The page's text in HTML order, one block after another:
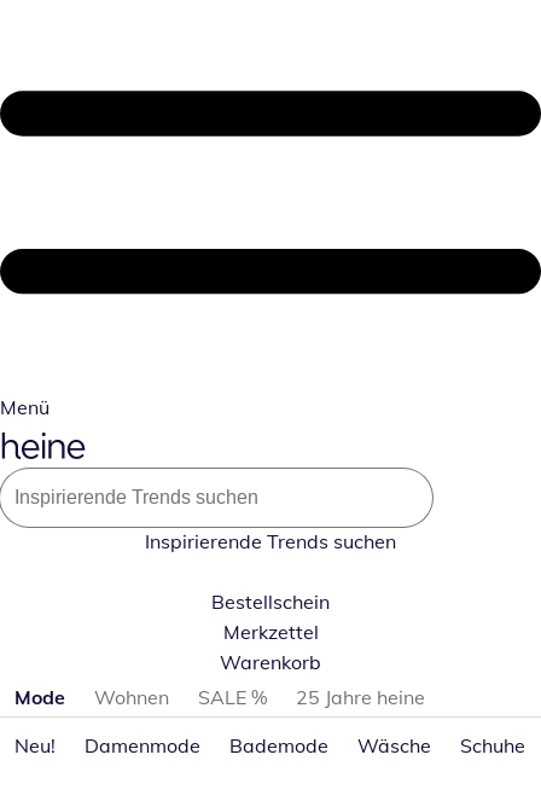
Menü
Inspirierende Trends suchen
Bestellschein
Merkzettel
Warenkorb
Produktkategorien überspringen
Mode Wohnen SALE %
25 Jahre heine
Neu!
Damenmode Bademode Wäsche Schuhe